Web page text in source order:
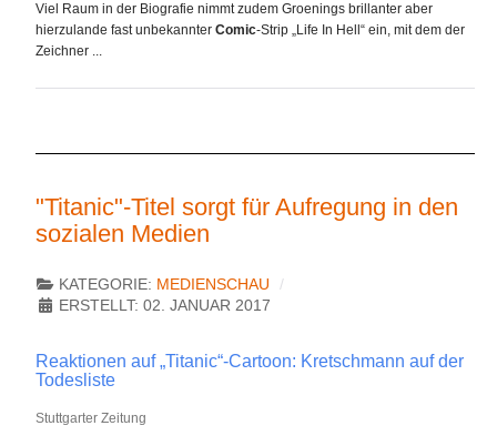
Viel Raum in der Biografie nimmt zudem Groenings brillanter aber
hierzulande fast unbekannter Comic-Strip „Life In Hell“ ein, mit dem der
Zeichner ...
"Titanic"-Titel sorgt für Aufregung in den
sozialen Medien
KATEGORIE: MEDIENSCHAU
ERSTELLT: 02. JANUAR 2017
Reaktionen auf „Titanic“-Cartoon: Kretschmann auf der
Todesliste
Stuttgarter Zeitung